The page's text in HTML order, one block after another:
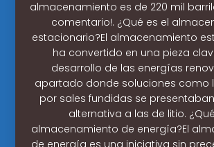
almacenamiento es de 220 mil
comentario!. ¿Qué es el
estacionario?El almacenamiento
ha convertido en una pieza
desarrollo de las energías
apartado donde soluciones como
por sales fundidas se
alternativa a las de litio.
almacenamiento de energía?El
de energía es una iniciativa sin